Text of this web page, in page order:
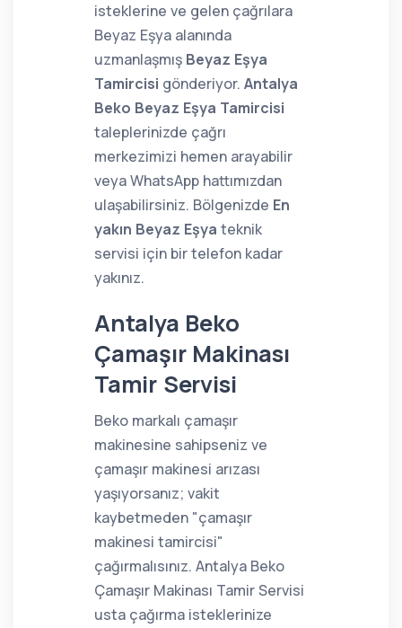
isteklerine ve gelen çağrılara
Beyaz Eşya alanında
uzmanlaşmış Beyaz Eşya
Tamircisi gönderiyor. Antalya
Beko Beyaz Eşya Tamircisi
taleplerinizde çağrı
merkezimizi hemen arayabilir
veya WhatsApp hattımızdan
ulaşabilirsiniz. Bölgenizde En
yakın Beyaz Eşya teknik
servisi için bir telefon kadar
yakınız.
Antalya Beko
Çamaşır Makinası
Tamir Servisi
Beko markalı çamaşır
makinesine sahipseniz ve
çamaşır makinesi arızası
yaşıyorsanız; vakit
kaybetmeden "çamaşır
makinesi tamircisi"
çağırmalısınız. Antalya Beko
Çamaşır Makinası Tamir Servisi
usta çağırma isteklerinize